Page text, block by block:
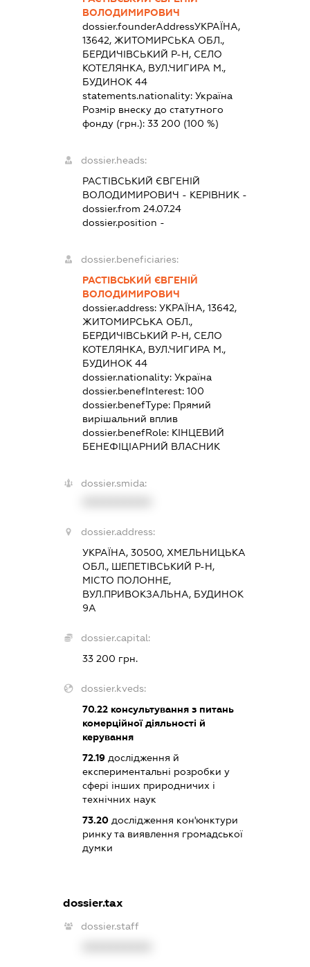
ВОЛОДИМИРОВИЧ
dossier.founderAddressУКРАЇНА,
13642, ЖИТОМИРСЬКА ОБЛ.,
БЕРДИЧІВСЬКИЙ Р-Н, СЕЛО
КОТЕЛЯНКА, ВУЛ.ЧИГИРА М.,
БУДИНОК 44
statements.nationality: Україна
Розмір внеску до статутного
фонду (грн.): 33 200 (100 %)
dossier.heads:
РАСТІВСЬКИЙ ЄВГЕНІЙ
ВОЛОДИМИРОВИЧ - КЕРІВНИК -
dossier.from 24.07.24
dossier.position -
dossier.beneficiaries:
РАСТІВСЬКИЙ ЄВГЕНІЙ
ВОЛОДИМИРОВИЧ
dossier.address: УКРАЇНА, 13642,
ЖИТОМИРСЬКА ОБЛ.,
БЕРДИЧІВСЬКИЙ Р-Н, СЕЛО
КОТЕЛЯНКА, ВУЛ.ЧИГИРА М.,
БУДИНОК 44
dossier.nationality: Україна
dossier.benefInterest: 100
dossier.benefType: Прямий
вирішальний вплив
dossier.benefRole: КІНЦЕВИЙ
БЕНЕФІЦІАРНИЙ ВЛАСНИК
dossier.smida:
dossier.address:
УКРАЇНА, 30500, ХМЕЛЬНИЦЬКА
ОБЛ., ШЕПЕТІВСЬКИЙ Р-Н,
МІСТО ПОЛОННЕ,
ВУЛ.ПРИВОКЗАЛЬНА, БУДИНОК
9А
dossier.capital:
33 200 грн.
dossier.kveds:
70.22консультування з питань
комерційної діяльності й
керування
72.19дослідження й
експериментальні розробки у
сфері інших природничих і
технічних наук
73.20дослідження кон'юнктури
ринку та виявлення громадської
думки
dossier.tax
dossier.staff